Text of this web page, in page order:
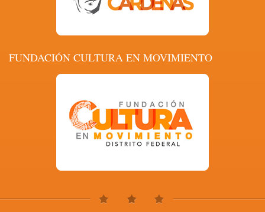
FUNDACIÓN CULTURA EN MOVIMIENTO